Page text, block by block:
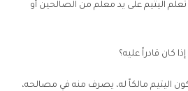
اليتيم على يد معلم من الصالحين أو
كان قادراً عليه؟
اليتيم مالكاً له، يصرف منه في مصالحه،